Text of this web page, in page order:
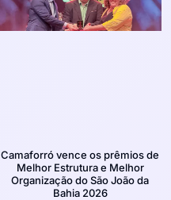
Camaforró vence os prêmios de
Melhor Estrutura e Melhor
Organização do São João da
Bahia 2026